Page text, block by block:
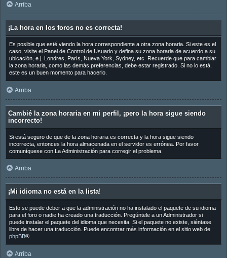
Arriba
¡La hora en los foros no es correcta!
Es posible que esté viendo la hora correspondiente a otra zona horaria. Si este es el
caso, visite el Panel de Control de Usuario y defina su zona horaria de acuerdo a su
ubicación, e.j. Londres, París, Nueva York, Sydney, etc. Recuerde que para cambiar
la zona horaria, como las demás preferencias, debe estar registrado. Si no lo está,
este es un buen momento para hacerlo.
Arriba
Cambié la zona horaria en mi perfil, ¡pero la hora sigue siendo
incorrecto!
Si está seguro de que de la zona horaria es correcta y la hora sigue siendo
incorrecta, entonces la hora almacenada en el servidor es errónea. Por favor
comuníquese con La Administración para corregir el problema.
Arriba
¡Mi idioma no está en la lista!
Esto se puede deber a que la administración no ha instalado el paquete de su idioma
para el foro o nadie ha creado una traducción. Pregúntele a un Administrador si
puede instalar el paquete del idioma que necesita. Si el paquete no existe, siéntase
libre de hacer una traducción. Puede encontrar más información en el sitio web de
phpBB®
Arriba